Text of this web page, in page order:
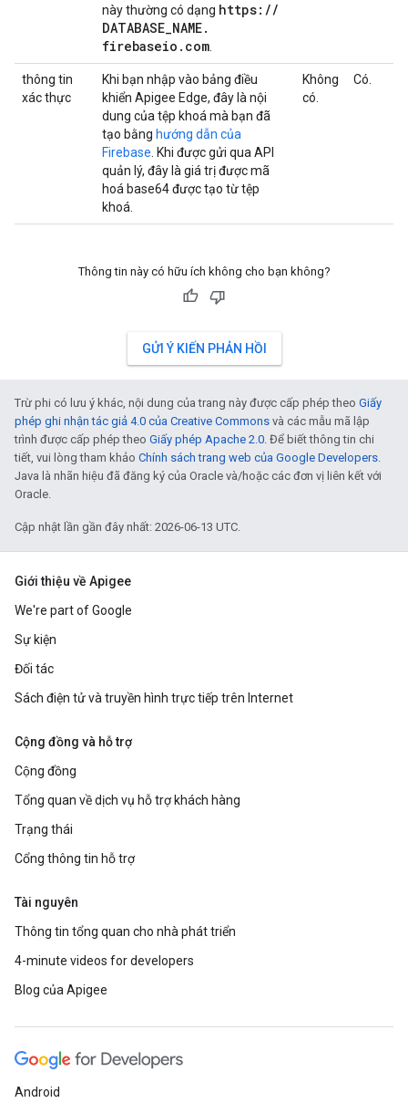
này thường có dạng https: //
DATABASE_NAME.
firebaseio . com
thông tin
xác thực
Khi bạn nhập vào bảng điều
khiển Apigee Edge, đây là nội
dung của tệp khoá mà bạn đã
tạo bằng hướng dẫn của
Firebase . Khi được gửi qua API
quản lý, đây là giá trị được mã
hoá base64 được tạo từ tệp
khoá.
Không
có.
Có.
Thông tin này có hữu ích không cho bạn không?
GỬI Ý KIẾN PHẢN HỒI
Trừ phi có lưu ý khác, nội dung của trang này được cấp phép theo Giấy
phép ghi nhận tác giả 4.0 của Creative Commons và các mẫu mã lập
trình được cấp phép theo Giấy phép Apache 2.0. Để biết thông tin chi
tiết, vui lòng tham khảo Chính sách trang web của Google Developers.
Java là nhãn hiệu đã đăng ký của Oracle và/hoặc các đơn vị liên kết với
Oracle.
Cập nhật lần gần đây nhất: 2026-06-13 UTC.
Giới thiệu về Apigee
We're part of Google
Sự kiện
Đối tác
Sách điện tử và truyền hình trực tiếp trên Internet
Cộng đồng và hỗ trợ
Cộng đồng
Tổng quan về dịch vụ hỗ trợ khách hàng
Trạng thái
Cổng thông tin hỗ trợ
Tài nguyên
Thông tin tổng quan cho nhà phát triển
4-minute videos for developers
Blog của Apigee
Android